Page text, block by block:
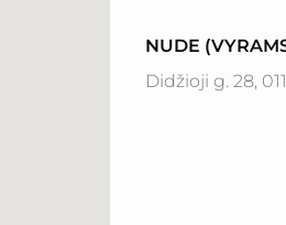
NUDE
Didžioji g. 28,